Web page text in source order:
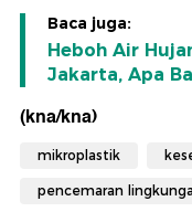
Baca juga:
Heboh Air
Jakarta, Apa
(kna/kna)
mikroplastik
pencemaran